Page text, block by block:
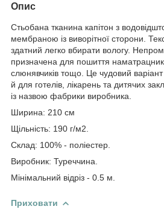
Опис
Стьобана тканина капітон з
мембраною із виворітної сторони.
здатний легко вбирати вологу.
призначена для пошиття
слюнявчиків тощо. Це чудовий
й для готелів, лікарень та дитячих
із назвою фабрики виробника.
Ширина: 210 см
Щільність: 190 г/м2.
Склад: 100% - поліестер.
Виробник: Туреччина.
Мінімальний відріз - 0.5 м.
Приховати